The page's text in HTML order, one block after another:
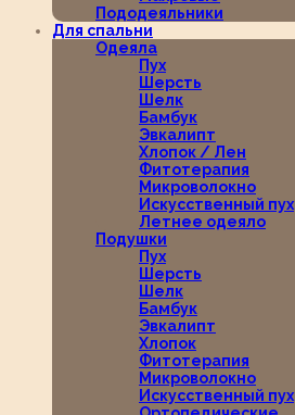
Пододеяльники
Для спальни
Одеяла
Пух
Шерсть
Шелк
Бамбук
Эвкалипт
Хлопок / Лен
Фитотерапия
Микроволокно
Искусственный пух
Летнее одеяло
Подушки
Пух
Шерсть
Шелк
Бамбук
Эвкалипт
Хлопок
Фитотерапия
Микроволокно
Искусственный пух